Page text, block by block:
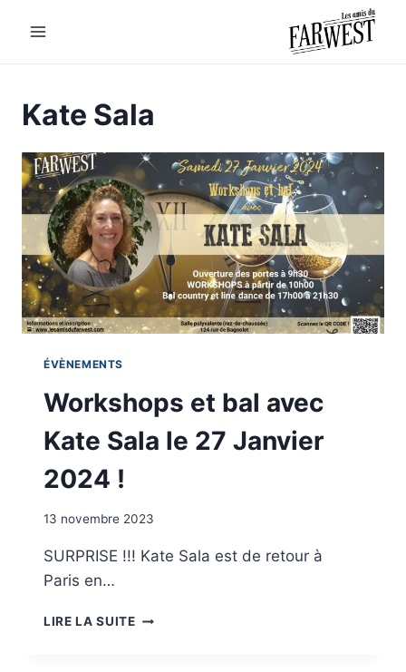
Kate Sala
ÉVÈNEMENTS
Workshops et bal avec
Kate Sala le 27 Janvier
2024 !
13 novembre 2023
SURPRISE !!! Kate Sala est de retour à
Paris en…
LIRE LA SUITE WORKSHOPS